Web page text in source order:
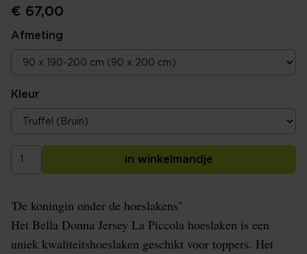
€ 67,00
Afmeting
Kleur
in winkelmandje
'De koningin onder de hoeslakens''
Het Bella Donna Jersey La Piccola hoeslaken is een
uniek kwaliteitshoeslaken geschikt voor toppers. Het